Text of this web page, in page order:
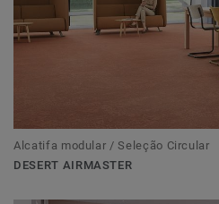
Alcatifa modular / Seleção Circular
DESERT AIRMASTER